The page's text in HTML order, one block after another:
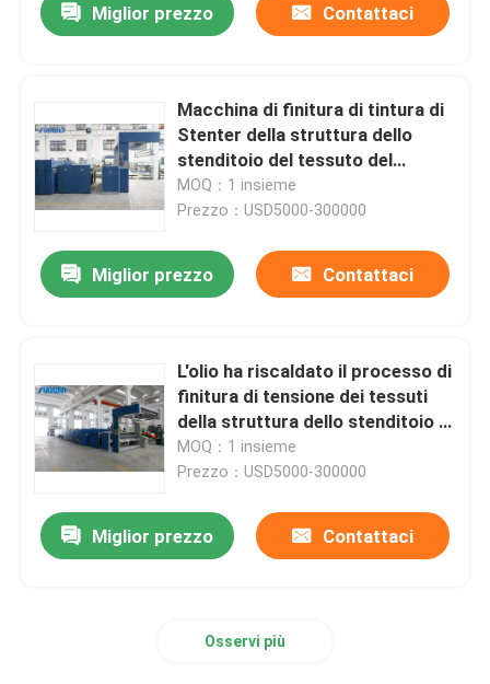
Circa noi
Giro della fabbrica
Contattici
Richieda una citazione
macchina dello stenter del tessuto
Miglior prezzo Contattaci
Macchina di finitura di tintura di
Stenter della struttura dello
stenditoio del tessuto del
tessuto 185KW
MOQ：1 insieme
Prezzo：USD5000-300000
Miglior prezzo Contattaci
L'olio ha riscaldato il processo di
finitura di tensione dei tessuti
della struttura dello stenditoio in
tessuto 5 - 100m/Min
MOQ：1 insieme
Prezzo：USD5000-300000
Miglior prezzo Contattaci
Osservi più